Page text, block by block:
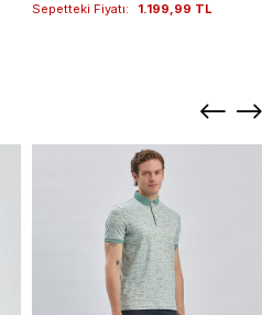
Sepetteki Fiyatı: 1.199,99 TL